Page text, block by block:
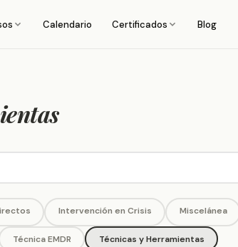
Calendario Certificados Blog
Intervención en Crisis Miscelánea
Técnica EMDR Técnicas y Herramientas